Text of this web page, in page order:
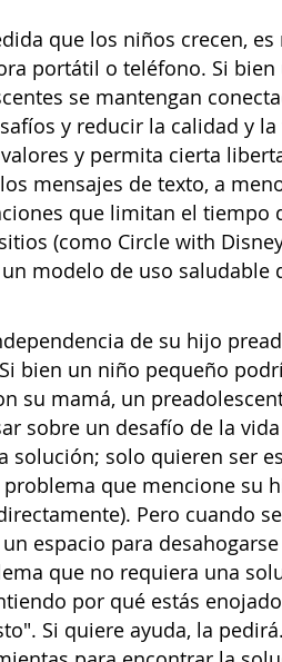
que los niños crecen,
portátil o teléfono. Si
se mantengan
y reducir la calidad y
y permita cierta
mensajes de texto, a
que limitan el tiempo
(como Circle with
modelo de uso saludable
de su hijo
bien un niño pequeño
su mamá, un
sobre un desafío de la
solo quieren ser
que mencione su
Pero cuando
espacio para
que no requiera una
por qué estás
Si quiere ayuda, la